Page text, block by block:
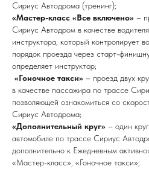
Сириус Автодрома (тренинг);
«Мастер-класс «Все включено» –
Сириус Автодром в качестве
инструктора, который контролирует
порядок проезда через старт-
определяет инструктор;
«Гоночное такси» – проезд двух
в качестве пассажира по трассе
позволяющей ознакомиться со
Сириус Автодрома;
«Дополнительный круг» – один
автомобиле по трассе Сириус
дополнительно к Ежедневным
«Мастер-класс», «Гоночное такси»;